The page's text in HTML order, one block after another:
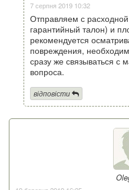
7 серпня 2019 10:32
Отправляем с
гарантийный талон) и
рекомендуется
повреждения,
сразу же связываться с
вопроса.
відповісти